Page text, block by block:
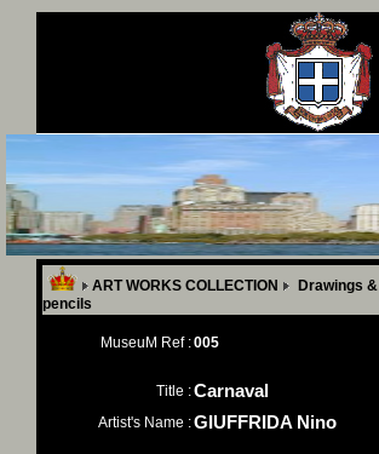
ART WORKS COLLECTION
Drawings &
pencils
MuseuM Ref :005
Title :Carnaval
Artist's Name :GIUFFRIDA Nino